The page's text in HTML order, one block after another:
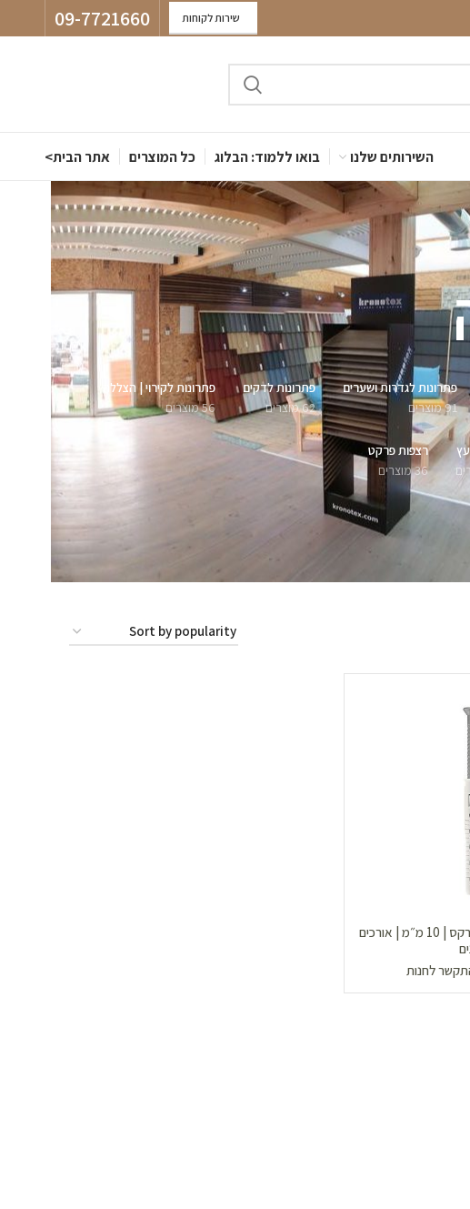
שירות לקוחות 09-7721660
השירותים שלנו בואו ללמוד: הבלוג כל המוצרים אתר הבית>
פתרונות לגדרות ושערים
91 מוצרים
פתרונות לדקים
62 מוצרים
פתרונות לקירוי | הצללה
56 מוצרים
רצפות פרקט
36 מוצרים
עוגן אוניברסלי | ראש טורקס | 10 מ״מ | אורכים
לחנות